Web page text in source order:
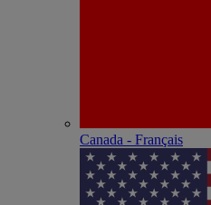
Canada - Français